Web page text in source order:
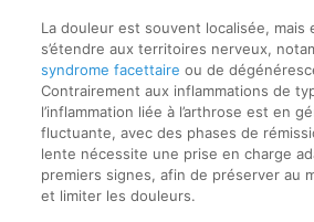
La douleur est souvent localisée, mais
s’étendre aux territoires nerveux,
syndrome facettaire ou de
Contrairement aux inflammations de
l’inflammation liée à l’arthrose est en
fluctuante, avec des phases de
lente nécessite une prise en charge
premiers signes, afin de préserver au
et limiter les douleurs.